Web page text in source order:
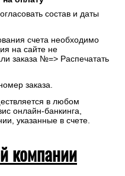
состав и даты
счета необходимо
на сайте не
заказа №=> Распечатать
заказа.
в любом
онлайн-банкинга,
указанные в счете.
компании